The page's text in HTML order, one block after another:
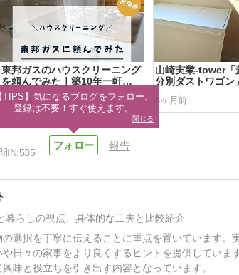
東邦ガスのハウスクリーニング
を頼んでみた｜築10年一軒家
のリアルな感想
3ヶ月前
山崎実業-tower「
分別ダストワゴン
と本音
4ヶ月前
IN:535
報告
暮らしの視点、具体的な工夫と比較紹介
選択を丁寧に伝えることに重点を置いています。
日々の家事をより良くするヒントを提供していま
味と役立ちを引き出す内容となっています。
TIPS】気になるブログをフォロー。
登録は不要！すぐ使えます。
閉じる